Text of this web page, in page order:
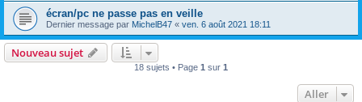
écran/pc ne passe pas en veille
Dernier message par MichelB47 « ven. 6 août 2021 18:11
Nouveau sujet
18 sujets • Page 1 sur 1
Aller